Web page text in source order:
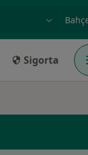
Sigorta